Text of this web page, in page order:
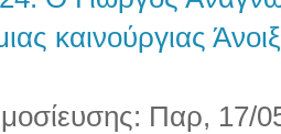
καινούργιας
Παρ, 17/